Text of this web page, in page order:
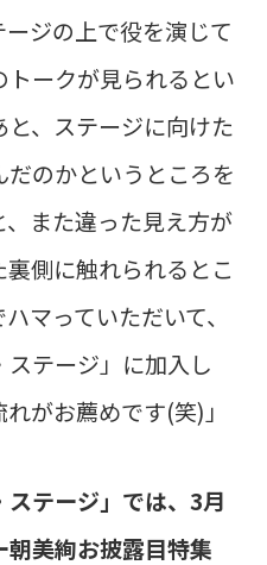
ジの上で役を演じて
ークが見られるとい
、ステージに向けた
のかというところを
また違った見え方が
側に触れられるとこ
マっていただいて、
ステージ」に加入し
がお薦めです(笑)」
ステージ」では、3月
美絢お披露目特集